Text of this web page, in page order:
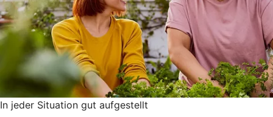
In jeder Situation gut aufgestellt